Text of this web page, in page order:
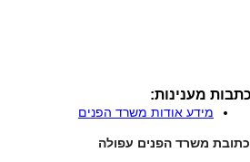
מענינות:
מידע אודות משרד הפנים
כתובת משרד הפנים עפולה